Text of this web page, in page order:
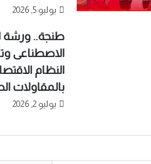
يوليو 5, 2026
طنجة.. ورشة
الاصطناعى
النظام
بالمقاولات
يوليو 2, 2026